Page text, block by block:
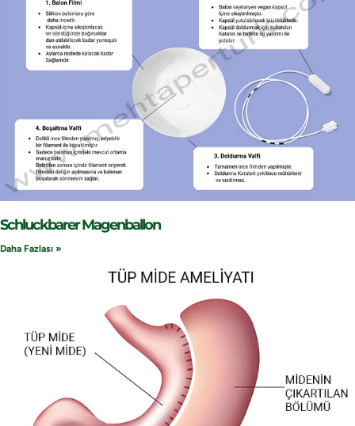
Schluckbarer Magenballon
Daha Fazlası »